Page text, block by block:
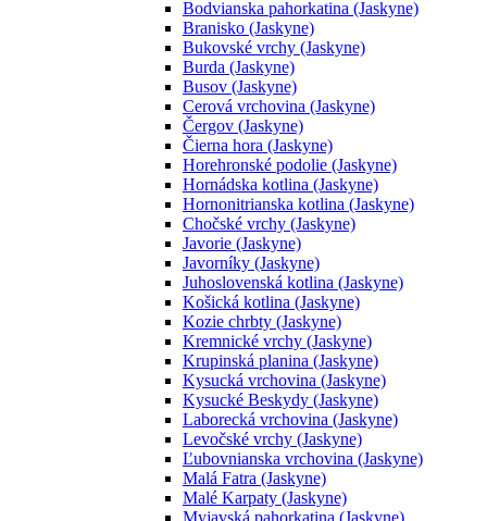
Bodvianska pahorkatina (Jaskyne)
Branisko (Jaskyne)
Bukovské vrchy (Jaskyne)
Burda (Jaskyne)
Busov (Jaskyne)
Cerová vrchovina (Jaskyne)
Čergov (Jaskyne)
Čierna hora (Jaskyne)
Horehronské podolie (Jaskyne)
Hornádska kotlina (Jaskyne)
Hornonitrianska kotlina (Jaskyne)
Chočské vrchy (Jaskyne)
Javorie (Jaskyne)
Javorníky (Jaskyne)
Juhoslovenská kotlina (Jaskyne)
Košická kotlina (Jaskyne)
Kozie chrbty (Jaskyne)
Kremnické vrchy (Jaskyne)
Krupinská planina (Jaskyne)
Kysucká vrchovina (Jaskyne)
Kysucké Beskydy (Jaskyne)
Laborecká vrchovina (Jaskyne)
Levočské vrchy (Jaskyne)
Ľubovnianska vrchovina (Jaskyne)
Malá Fatra (Jaskyne)
Malé Karpaty (Jaskyne)
Myjavská pahorkatina (Jaskyne)